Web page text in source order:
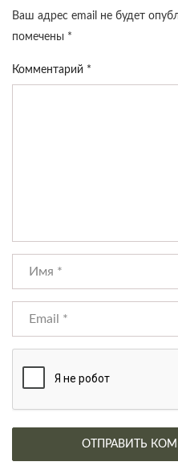
Ваш адрес email не будет
помечены *
Комментарий *